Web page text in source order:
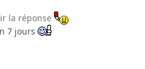
la réponse
7 jours